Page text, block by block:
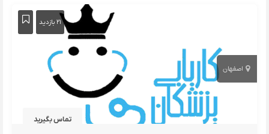
۲۱ بازدید
اصفهان
تماس بگیرید